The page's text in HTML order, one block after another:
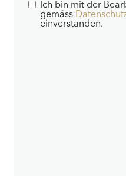
Ich bin mit der
gemäss
einverstanden.